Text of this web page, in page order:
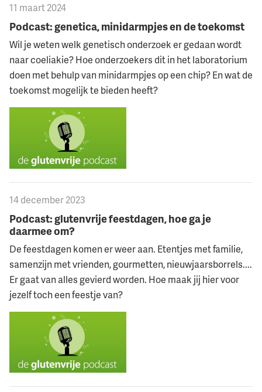
11 maart 2024
Podcast: genetica, minidarmpjes en de toekomst
Wil je weten welk genetisch onderzoek er gedaan wordt
naar coeliakie? Hoe onderzoekers dit in het laboratorium
doen met behulp van minidarmpjes op een chip? En wat de
toekomst mogelijk te bieden heeft?
14 december 2023
Podcast: glutenvrije feestdagen, hoe ga je
daarmee om?
De feestdagen komen er weer aan. Etentjes met familie,
samenzijn met vrienden, gourmetten, nieuwjaarsborrels....
Er gaat van alles gevierd worden. Hoe maak jij hier voor
jezelf toch een feestje van?